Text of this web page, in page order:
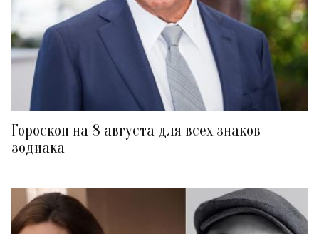
Гороскоп на 8 августа для всех знаков
зодиака